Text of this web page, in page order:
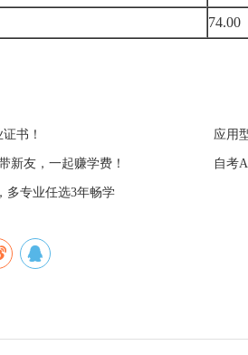
74.00
书！ 应用
新友，一起赚学费！ 自考
多专业任选3年畅学